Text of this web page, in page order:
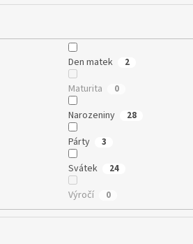
Den matek 2
Maturita 0
Narozeniny 28
Párty 3
Svátek 24
Výročí 0